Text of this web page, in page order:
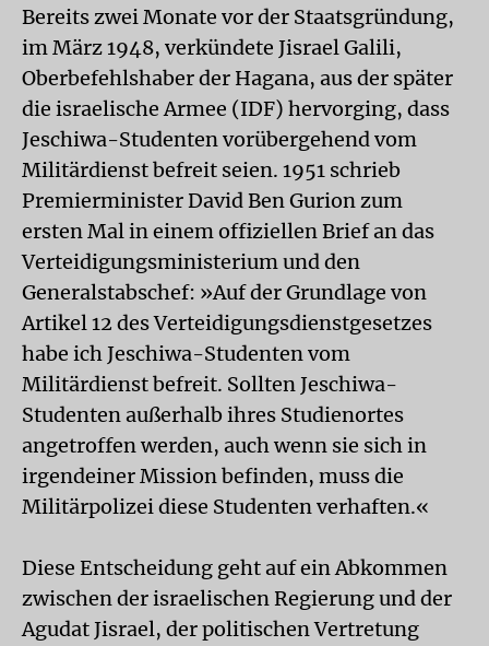
Bereits zwei Monate vor der Staatsgründung,
im März 1948, verkündete Jisrael Galili,
Oberbefehlshaber der Hagana, aus der später
die israelische Armee (IDF) hervorging, dass
Jeschiwa-Studenten vorübergehend vom
Militärdienst befreit seien. 1951 schrieb
Premierminister David Ben Gurion zum
ersten Mal in einem offiziellen Brief an das
Verteidigungsministerium und den
Generalstabschef: »Auf der Grundlage von
Artikel 12 des Verteidigungsdienstgesetzes
habe ich Jeschiwa-Studenten vom
Militärdienst befreit. Sollten Jeschiwa-
Studenten außerhalb ihres Studienortes
angetroffen werden, auch wenn sie sich in
irgendeiner Mission befinden, muss die
Militärpolizei diese Studenten verhaften.«
Diese Entscheidung geht auf ein Abkommen
zwischen der israelischen Regierung und der
Agudat Jisrael, der politischen Vertretung